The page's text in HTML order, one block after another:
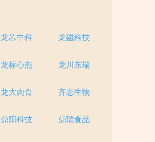
龙芯中科 龙磁科技
龙标心燕 龙川东瑞
龙大肉食 齐志生物
鼎阳科技 鼎瑞食品